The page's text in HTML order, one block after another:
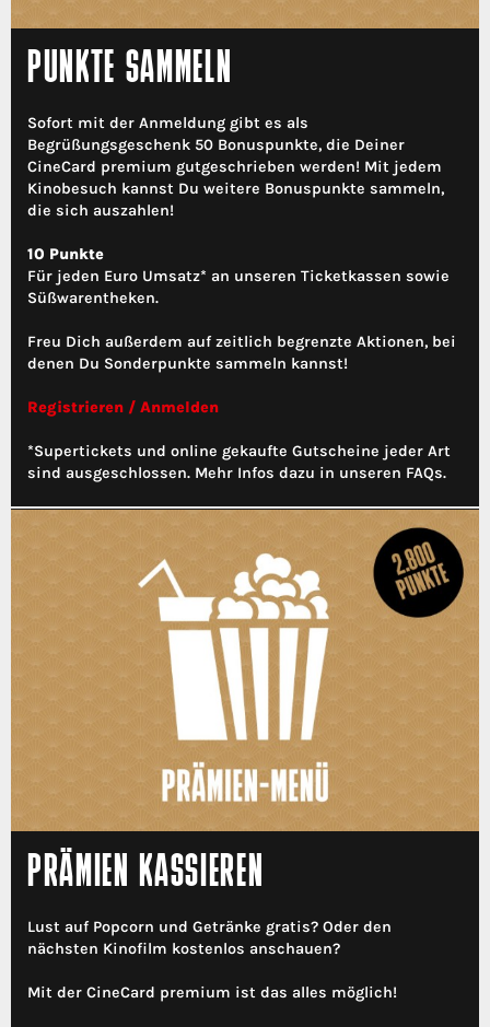
PUNKTE SAMMELN
Sofort mit der Anmeldung gibt es als
Begrüßungsgeschenk 50 Bonuspunkte, die Deiner
CineCard premium gutgeschrieben werden! Mit jedem
Kinobesuch kannst Du weitere Bonuspunkte sammeln,
die sich auszahlen!
10 Punkte
Für jeden Euro Umsatz* an unseren Ticketkassen sowie
Süßwarentheken.
Freu Dich außerdem auf zeitlich begrenzte Aktionen, bei
denen Du Sonderpunkte sammeln kannst!
Registrieren / Anmelden
*Supertickets und online gekaufte Gutscheine jeder Art
sind ausgeschlossen. Mehr Infos dazu in unseren FAQs.
PRÄMIEN KASSIEREN
Lust auf Popcorn und Getränke gratis? Oder den
nächsten Kinofilm kostenlos anschauen?
Mit der CineCard premium ist das alles möglich!